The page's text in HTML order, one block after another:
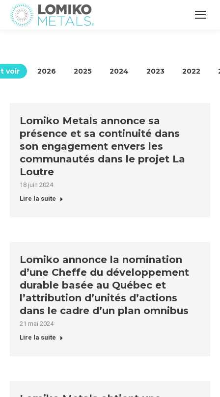
voir 2022
2023
2024
2025
2026
Lomiko Metals annonce sa
présence et sa continuité dans
son engagement envers les
communautés dans le projet La
Loutre
18 juin 2024
Lire la suite
Lomiko annonce la nomination
d’une Cheffe du développement
durable basée au Québec et
l’attribution d’unités d’actions
dans le cadre d’un plan omnibus
21 mai 2024
Lire la suite